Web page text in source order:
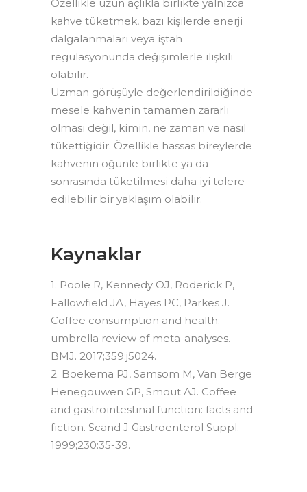
Özellikle uzun açlıkla birlikte yalnızca
kahve tüketmek, bazı kişilerde enerji
dalgalanmaları veya iştah
regülasyonunda değişimlerle ilişkili
olabilir.
Uzman görüşüyle değerlendirildiğinde
mesele kahvenin tamamen zararlı
olması değil, kimin, ne zaman ve nasıl
tükettiğidir. Özellikle hassas bireylerde
kahvenin öğünle birlikte ya da
sonrasında tüketilmesi daha iyi tolere
edilebilir bir yaklaşım olabilir.
Kaynaklar
1. Poole R, Kennedy OJ, Roderick P,
Fallowfield JA, Hayes PC, Parkes J.
Coffee consumption and health:
umbrella review of meta-analyses.
BMJ. 2017;359:j5024.
2. Boekema PJ, Samsom M, Van Berge
Henegouwen GP, Smout AJ. Coffee
and gastrointestinal function: facts and
fiction. Scand J Gastroenterol Suppl.
1999;230:35-39.